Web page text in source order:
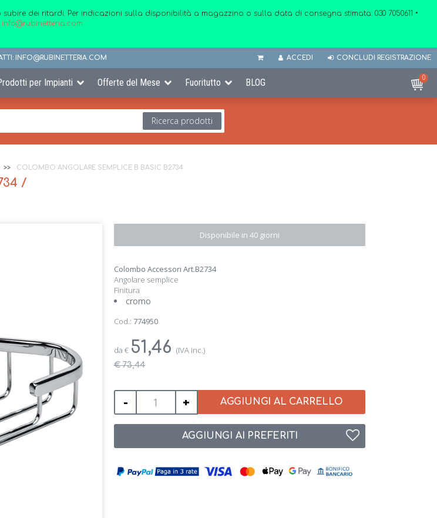
dei ritardi. Per indicazioni sulla disponibilità a magazzino o sulla data di consegna stimata: 030 7050611 •
info@rubinetteria.com
INFO@RUBINETTERIA.COM ACCEDI CONCLUDI REGISTRAZIONE
per Impianti Offerte del Mese Fuoritutto BLOG 0
Ricerca prodotti
COLOMBO ANGOLARE SEMPLICE B BASIC B2734
/
Disponibile in 40 giorni
Colombo Accessori Art.B2734
Angolare semplice
Finitura
cromo
Cod.: 774950
da € 51,46 (IVA inc.)
€ 73,44
- + AGGIUNGI AL CARRELLO
AGGIUNGI AI PREFERITI